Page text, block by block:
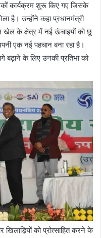
कार्यक्रम शुरू किए गए जिसके
है। उन्होंने कहा प्रधानमंत्री
के क्षेत्र में नई ऊंचाइयों को छू
एक नई पहचान बना रहा है।
के लिए उनकी प्रतिभा को
को प्रोत्साहित करने के